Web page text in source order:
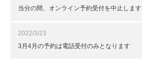
当分の間、オンライン予約受付を中止します
2022/3/23
3月4月の予約は電話受付のみとなります